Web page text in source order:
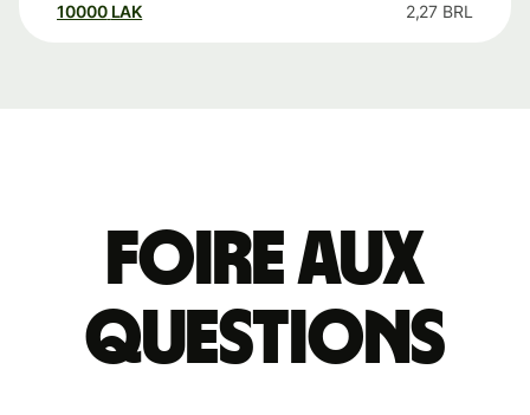
10000 LAK 2,27 BRL
Foire aux
questions